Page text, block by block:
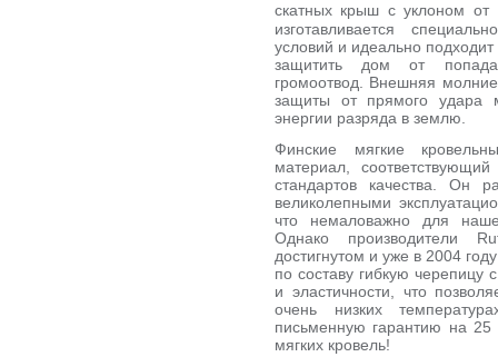
скатных крыш с уклоном
изготавливается
условий и идеально
защитить дом от
громоотвод. Внешняя
защиты от прямого удара
энергии разряда в землю.
Финские мягкие
материал,
стандартов качества. Он
великолепными
что немаловажно для
Однако производители
достигнутом и уже в 2004
по составу гибкую черепицу
и эластичности, что
очень низких
письменную гарантию на
мягких кровель!